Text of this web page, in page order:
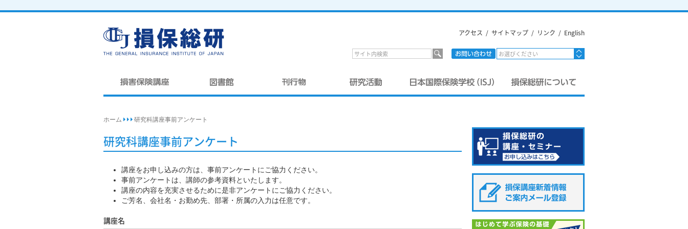
アクセス / サイトマップ / リンク / English
お選びください
ホーム    研究科講座事前アンケート
研究科講座事前アンケート
講座をお申し込みの方は、事前アンケートにご協力ください。
事前アンケートは、講師の参考資料といたします。
講座の内容を充実させるために是非アンケートにご協力ください。
ご芳名、会社名・お勤め先、部署・所属の入力は任意です。
講座名